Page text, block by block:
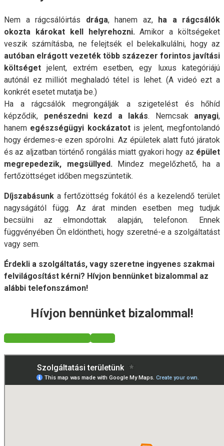
Nem a rágcsálóirtás drága, hanem az, ha a rágcsálók
okozta károkat kell helyrehozni.Amikor a költségeket
veszik számításba, ne felejtsék el belekalkulálni, hogy az
autóban elrágott vezeték több százezer forintos javítási
költséget jelent, extrém esetben, egy luxus kategóriájú
autónál ez milliót meghaladó tétel is lehet. (A videó ezt a
konkrét esetet mutatja be.)
Ha a rágcsálók megrongálják a szigetelést és hőhíd
képződik, penészedni kezd a lakás. Nemcsak anyagi,
hanem egészségügyi kockázatotis jelent, megfontolandó
hogy érdemes-e ezen spórolni. Az épületek alatt futó járatok
és az aljzatban történő rongálás miatt gyakori hogy az épület
megrepedezik, megsüllyed.Mindez megelőzhető, ha a
fertőzöttséget időben megszüntetik.
Díjszabásunk a fertőzöttség fokától és a kezelendő terület
nagyságától függ. Az árat minden esetben meg tudjuk
becsülni az elmondottak alapján, telefonon. Ennek
függvényében Ön eldöntheti, hogy szeretné-e a szolgáltatást
vagy sem.
Érdekli a szolgáltatás, vagy szeretne ingyenes szakmai
felvilágosítást kérni? Hívjon bennünket bizalommal az
alábbi telefonszámon!
Hívjon bennünket bizalommal!
HÍVÁS +36 30 740 6350Vissza